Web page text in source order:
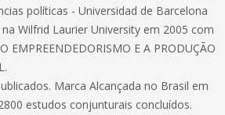
políticas - Universidad de Barcelona
Wilfrid Laurier University em 2005 com
EMPREENDEDORISMO E A PRODUÇÃO
Marca Alcançada no Brasil em
estudos conjunturais concluídos.